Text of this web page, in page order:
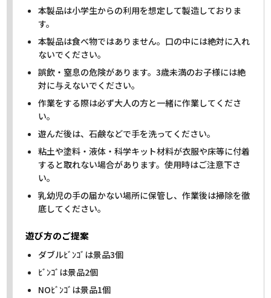
本製品は小学生からの利用を想定して製造しておりま
す。
本製品は食べ物ではありません。口の中には絶対に入れ
ないでください。
誤飲・窒息の危険があります。3歳未満のお子様には絶
対に与えないでください。
作業をする際は必ず大人の方と一緒に作業してくださ
い。
遊んだ後は、石鹸などで手を洗ってください。
粘土や塗料・液体・科学キット材料が衣服や床等に付着
すると取れない場合があります。使用時はご注意下さ
い。
乳幼児の手の届かない場所に保管し、作業後は掃除を徹
底してください。
遊び方のご提案
ダブルﾋﾞﾝｺﾞは景品3個
ﾋﾞﾝｺﾞは景品2個
NOﾋﾞﾝｺﾞは景品1個